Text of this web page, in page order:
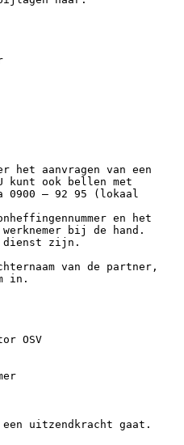
het aanvragen van een
kunt ook bellen met
0900 – 92 95 (lokaal
en het
werknemer bij de hand.
dienst zijn.
van de partner,
in.
OSV
uitzendkracht gaat.